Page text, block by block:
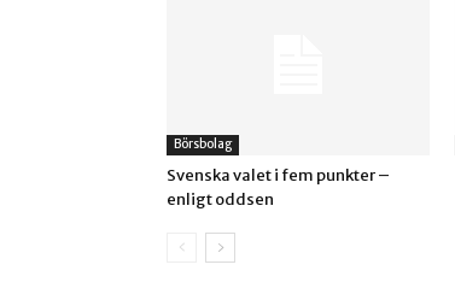
Börsbolag
Svenska valet i fem punkter –
enligt oddsen